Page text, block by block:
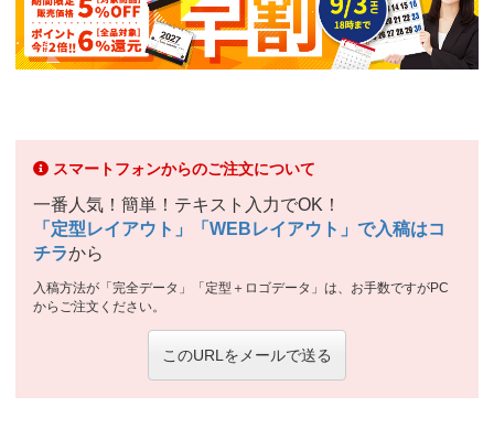
スマートフォンからのご注文について
一番人気！簡単！テキスト入力でOK！
「定型レイアウト」「WEBレイアウト」で入稿はコ
チラから
入稿方法が「完全データ」「定型＋ロゴデータ」は、お手数ですがPC
からご注文ください。
このURLをメールで送る